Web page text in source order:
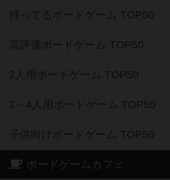
持ってるボードゲーム TOP50
高評価ボードゲーム TOP50
2人用ボードゲーム TOP50
3～4人用ボードゲーム TOP50
子供向けボードゲーム TOP50
ボードゲームカフェ